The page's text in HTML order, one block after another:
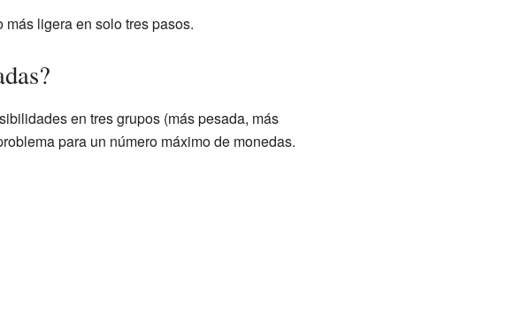
ligera en solo tres pasos.
en tres grupos (más pesada, más
para un número máximo de monedas.